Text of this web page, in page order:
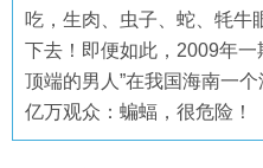
吃，生肉、虫子、蛇、牦牛
下去！即便如此，2009年
顶端的男人”在我国海南一
亿万观众：蝙蝠，很危险！